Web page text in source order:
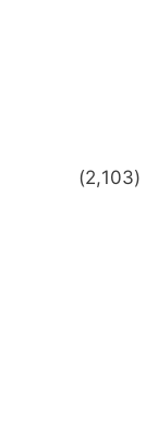
(2,103)